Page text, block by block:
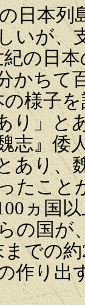
日本列
いが、
の日
かちて
様子
り」と
志』倭
あり、
たこと
ヵ国
の国が
での
作り出